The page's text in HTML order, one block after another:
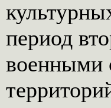
период
военными